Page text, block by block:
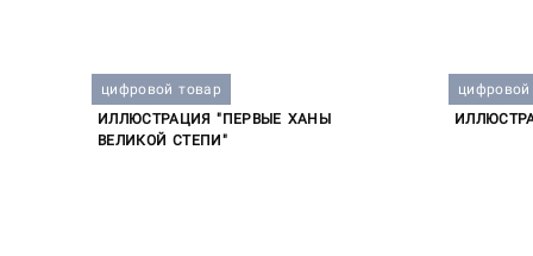
цифровой товар
ИЛЛЮСТРАЦИЯ "ПЕРВЫЕ ХАНЫ
ВЕЛИКОЙ СТЕПИ"
цифровой